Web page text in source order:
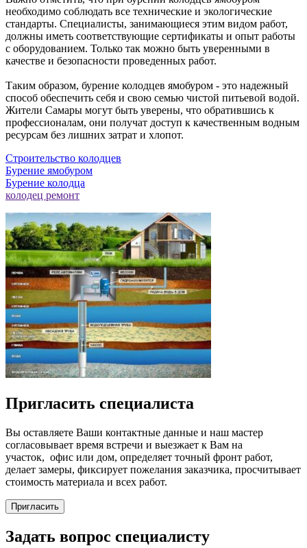
необходимо соблюдать все технические и экологические
стандарты. Специалисты, занимающиеся этим видом работ,
должны иметь соответствующие сертификаты и опыт работы
с оборудованием. Только так можно быть уверенными в
качестве и безопасности проведенных работ.
Таким образом, бурение колодцев ямобуром - это надежный
способ обеспечить себя и свою семью чистой питьевой водой.
Жители Самары могут быть уверены, что обратившись к
профессионалам, они получат доступ к качественным водным
ресурсам без лишних затрат и хлопот.
Строительство колодцев
Бурение ямобуром
Бурение колодца
колодец ремонт
Пригласить специалиста
Вы оставляете Ваши контактные данные и наш мастер
согласовывает время встречи и выезжает к Вам на
участок, офис или дом, определяет точный фронт работ,
делает замеры, фиксирует пожелания заказчика, просчитывает
стоимость материала и всех работ.
Пригласить
Задать вопрос специалисту